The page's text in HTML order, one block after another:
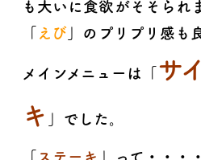
も大いに食欲がそそられ
「 えび 」のプリプリ感も
メインメニューは 「 サ
キ
」でした。
「 ステーキ 」って・・・